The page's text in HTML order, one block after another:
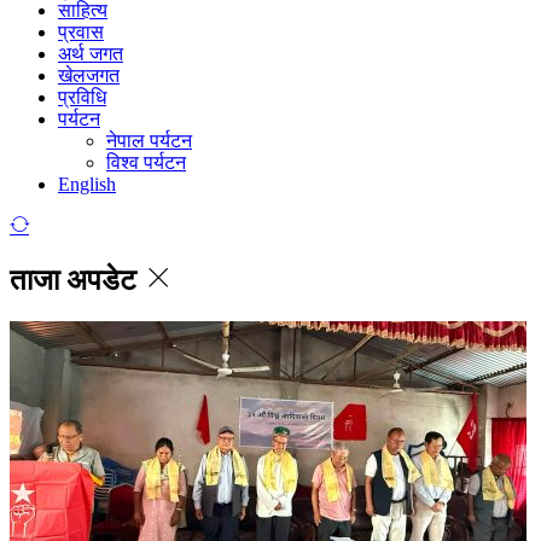
साहित्य
प्रवास
अर्थ जगत
खेलजगत
प्रविधि
पर्यटन
नेपाल पर्यटन
विश्व पर्यटन
English
ताजा अपडेट